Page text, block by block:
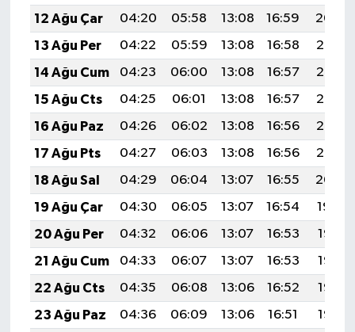
12 Ağu Çar
04:20 05:58 13:08 16:59
20:09
13 Ağu Per
04:22 05:59 13:08 16:58
20:07
14 Ağu Cum
04:23 06:00 13:08 16:57
20:06
15 Ağu Cts
04:25 06:01 13:08 16:57
20:05
16 Ağu Paz
04:26 06:02 13:08 16:56
20:03
17 Ağu Pts
04:27 06:03 13:08 16:56
20:02
18 Ağu Sal
04:29 06:04 13:07 16:55
20:00
19 Ağu Çar
04:30 06:05 13:07 16:54
19:59
20 Ağu Per
04:32 06:06 13:07 16:53
19:58
21 Ağu Cum
04:33 06:07 13:07 16:53
19:56
22 Ağu Cts
04:35 06:08 13:06 16:52
19:55
23 Ağu Paz
04:36 06:09 13:06 16:51
19:53
YEREL
Yerel Haberler